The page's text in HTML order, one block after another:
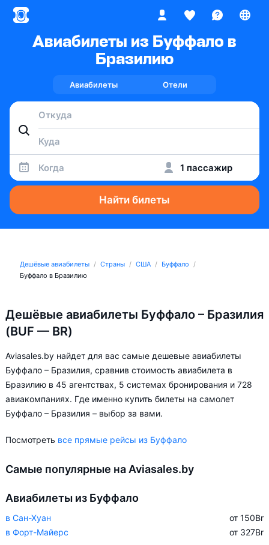
Авиабилеты из Буффало в
Бразилию
Авиабилеты Отели
Когда 1 пассажир
Найти билеты
Дешёвые авиабилеты Страны США
Буффало
Буффало в Бразилию
Дешёвые авиабилеты Буффало – Бразилия
(BUF — BR)
Aviasales.by найдет для вас самые дешевые авиабилеты
Буффало – Бразилия, сравнив стоимость авиабилета в
Бразилию в 45 агентствах, 5 системах бронирования и 728
авиакомпаниях. Где именно купить билеты на самолет
Буффало – Бразилия – выбор за вами.
Посмотреть все прямые рейсы из Буффало
Самые популярные на Aviasales.by
Авиабилеты из Буффало
в Сан-Хуан от 150Br
в Форт-Майерс
от 327Br